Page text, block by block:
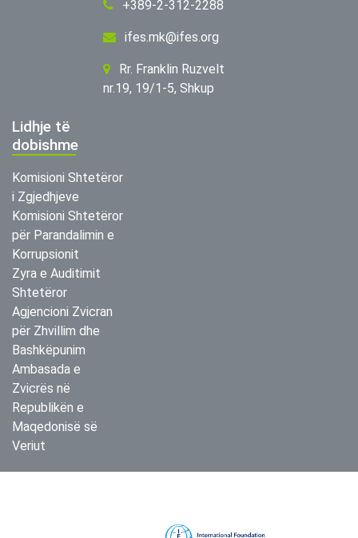
+389-2-312-2288
ifes.mk@ifes.org
Rr. Franklin Ruzvelt
nr.19, 19/1-5, Shkup
Lidhje të
dobishme
Komisioni Shtetëror
i Zgjedhjeve
Komisioni Shtetëror
për Parandalimin e
Korrupsionit
Zyra e Auditimit
Shtetëror
Agjencioni Zvicran
për Zhvillim dhe
Bashkëpunim
Ambasada e
Zvicrës në
Republikën e
Maqedonisë së
Veriut